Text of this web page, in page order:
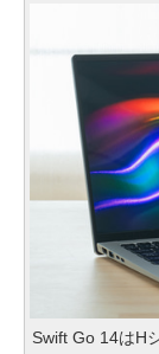
Swift Go 14はH